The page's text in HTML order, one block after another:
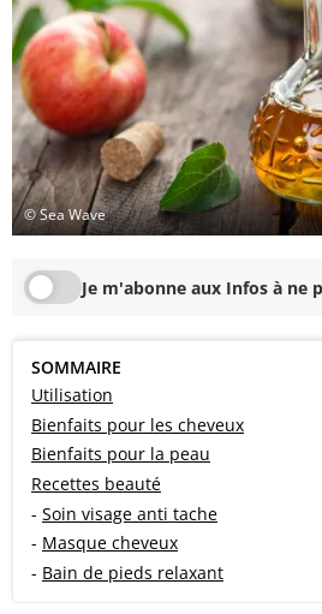
© Sea Wave
Je m'abonne aux Infos à ne
SOMMAIRE
Utilisation
Bienfaits pour les cheveux
Bienfaits pour la peau
Recettes beauté
- Soin visage anti tache
- Masque cheveux
- Bain de pieds relaxant